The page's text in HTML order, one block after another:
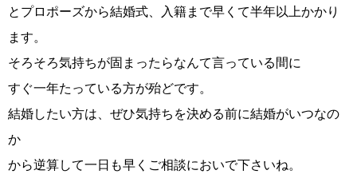
会社概要 プライバシーポリシー
特定商取引法の表記につい
て
とプロポーズから結婚式、入籍まで早くて半年以上かかり
ます。
そろそろ気持ちが固まったらなんて言っている間に
すぐ一年たっている方が殆どです。
結婚したい方は、ぜひ気持ちを決める前に結婚がいつなの
か
から逆算して一日も早くご相談においで下さいね。